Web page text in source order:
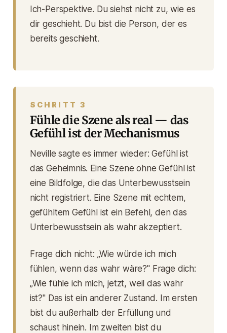
Ich-Perspektive. Du siehst nicht zu, wie es
dir geschieht. Du bist die Person, der es
bereits geschieht.
SCHRITT 3
Fühle die Szene als real — das
Gefühl ist der Mechanismus
Neville sagte es immer wieder:Gefühl ist
das Geheimnis. Eine Szene ohne Gefühl ist
eine Bildfolge, die das Unterbewusstsein
nicht registriert. Eine Szene mit echtem,
gefühltem Gefühl ist ein Befehl, den das
Unterbewusstsein als wahr akzeptiert.
Frage dich nicht: „Wie würde ich mich
fühlen, wenn das wahr wäre?" Frage dich:
„Wie fühle ich mich, jetzt, weil das wahr
ist?" Das ist ein anderer Zustand. Im ersten
bist du außerhalb der Erfüllung und
schaust hinein. Im zweiten bist du